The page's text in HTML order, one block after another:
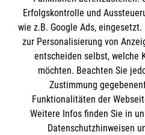
derAntragstellung auf
Krankenkasse oder das
Die Fahrdienste der
möchten und sorgen so
Mobilität.
Alle Informationen zum
Impressum
Datenschutz
Barrierefreiheit
Kontakt
Medizinproduktesicherheit
Die Malteser
Malteser in Deutschland
Malteserorden
Sharepoint
Spendenkonto
Erfolgskontrolle und
wie z.B. Google Ads,
zur Personalisierung von
entscheiden selbst, welche
möchten. Beachten Sie
Zustimmung
Funktionalitäten der
Weitere Infos finden Sie in
Datenschutzhinweisen